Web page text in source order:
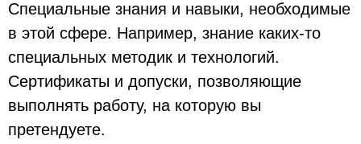
Специальные знания и навыки, необходимые
в этой сфере. Например, знание каких-то
специальных методик и технологий.
Сертификаты и допуски, позволяющие
выполнять работу, на которую вы
претендуете.